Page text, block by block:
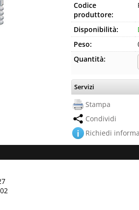
Codice
produttore:
Disponibilità:
Peso:
Quantità:
Servizi
Stampa
Condividi
Richiedi